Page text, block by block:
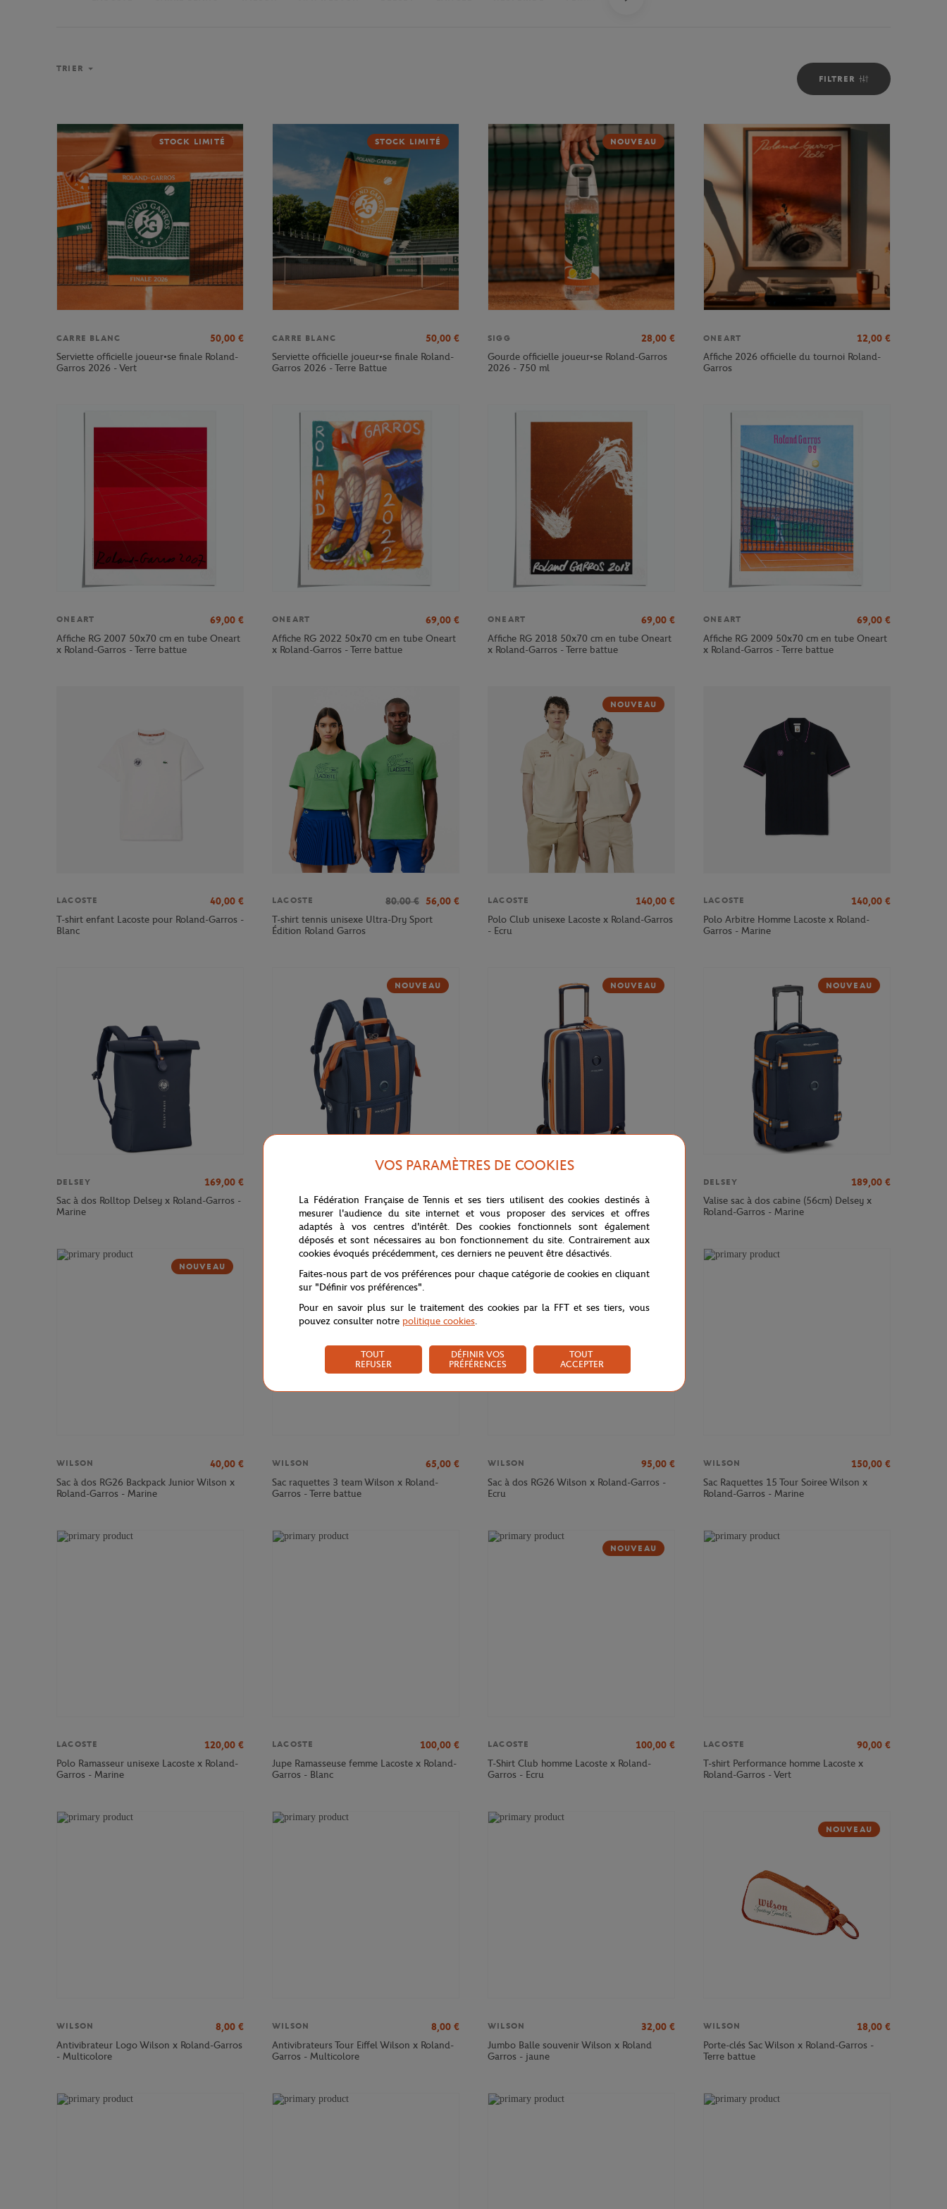
FILTRER
TRIER
STOCK LIMITÉ
CARRE BLANC 50,00 €
Serviette officielle joueur•se finale Roland-
Garros 2026 - Vert
STOCK LIMITÉ
CARRE BLANC 50,00 €
Serviette officielle joueur•se finale Roland-
Garros 2026 - Terre Battue
NOUVEAU
SIGG 28,00 €
Gourde officielle joueur•se Roland-Garros
2026 - 750 ml
ONEART 12,00 €
Affiche 2026 officielle du tournoi Roland-
Garros
ONEART 69,00 €
Affiche RG 2007 50x70 cm en tube Oneart
x Roland-Garros - Terre battue
ONEART 69,00 €
Affiche RG 2022 50x70 cm en tube Oneart
x Roland-Garros - Terre battue
ONEART 69,00 €
Affiche RG 2018 50x70 cm en tube Oneart
x Roland-Garros - Terre battue
ONEART 69,00 €
Affiche RG 2009 50x70 cm en tube Oneart
x Roland-Garros - Terre battue
LACOSTE 40,00 €
T-shirt enfant Lacoste pour Roland-Garros -
Blanc
LACOSTE 80.00 € 56,00 €
T-shirt tennis unisexe Ultra-Dry Sport
Édition Roland Garros
NOUVEAU
LACOSTE 140,00 €
Polo Club unisexe Lacoste x Roland-Garros
- Ecru
LACOSTE 140,00 €
Polo Arbitre Homme Lacoste x Roland-
Garros - Marine
DELSEY 169,00 €
Sac à dos Rolltop Delsey x Roland-Garros -
Marine
NOUVEAU
Sac à dos Cadence Soft 14" Delsey x
Roland-Garros - Marine
NOUVEAU
Valise cabine Cadence (55cm) Delsey x
Roland-Garros - Marine
NOUVEAU
DELSEY 189,00 €
Valise sac à dos cabine (56cm) Delsey x
Roland-Garros - Marine
NOUVEAU
WILSON 40,00 €
Sac à dos RG26 Backpack Junior Wilson x
Roland-Garros - Marine
WILSON 65,00 €
Sac raquettes 3 team Wilson x Roland-
Garros - Terre battue
WILSON 95,00 €
Sac à dos RG26 Wilson x Roland-Garros -
Ecru
WILSON 150,00 €
Sac Raquettes 15 Tour Soiree Wilson x
Roland-Garros - Marine
LACOSTE 120,00 €
Polo Ramasseur unisexe Lacoste x Roland-
Garros - Marine
LACOSTE 100,00 €
Jupe Ramasseuse femme Lacoste x Roland-
Garros - Blanc
NOUVEAU
LACOSTE 100,00 €
T-Shirt Club homme Lacoste x Roland-
Garros - Ecru
LACOSTE 90,00 €
T-shirt Performance homme Lacoste x
Roland-Garros - Vert
WILSON 8,00 €
Antivibrateur Logo Wilson x Roland-Garros
- Multicolore
WILSON 8,00 €
Antivibrateurs Tour Eiffel Wilson x Roland-
Garros - Multicolore
WILSON 32,00 €
Jumbo Balle souvenir Wilson x Roland
Garros - jaune
NOUVEAU
WILSON 18,00 €
Porte-clés Sac Wilson x Roland-Garros -
Terre battue
VOS PARAMÈTRES DE COOKIES
La Fédération Française de Tennis et ses tiers utilisent des cookies destinés à
mesurer l'audience du site internet et vous proposer des services et offres
adaptés à vos centres d'intérêt. Des cookies fonctionnels sont également
déposés et sont nécessaires au bon fonctionnement du site. Contrairement aux
cookies évoqués précédemment, ces derniers ne peuvent être désactivés.
Faites-nous part de vos préférences pour chaque catégorie de cookies en cliquant
sur "Définir vos préférences".
Pour en savoir plus sur le traitement des cookies par la FFT et ses tiers, vous
pouvez consulter notre politique cookies.
TOUT
REFUSER
DÉFINIR VOS
PRÉFÉRENCES
TOUT
ACCEPTER